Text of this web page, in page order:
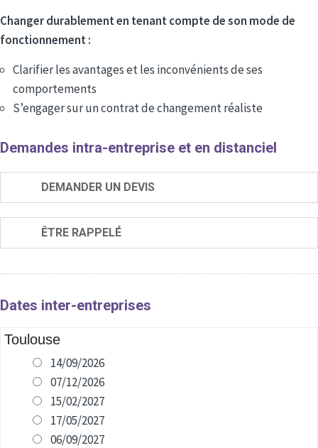
Changer durablement en tenant compte de son mode de
fonctionnement :
Clarifier les avantages et les inconvénients de ses
comportements
S’engager sur un contrat de changement réaliste
Demandes intra-entreprise et en distanciel
DEMANDER UN DEVIS
ÊTRE RAPPELÉ
Dates inter-entreprises
Toulouse
14/09/2026
07/12/2026
15/02/2027
17/05/2027
06/09/2027